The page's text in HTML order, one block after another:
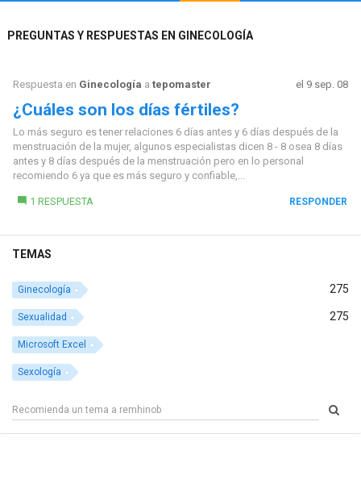
PREGUNTAS Y RESPUESTAS EN GINECOLOGÍA
Respuesta en Ginecología a tepomaster el 9 sep. 08
¿Cuáles son los días fértiles?
Lo más seguro es tener relaciones 6 días antes y 6 días después de la
menstruación de la mujer, algunos especialistas dicen 8 - 8 osea 8 días
antes y 8 días después de la menstruación pero en lo personal
recomiendo 6 ya que es más seguro y confiable,...
1 RESPUESTA RESPONDER
TEMAS
275
Ginecología
275
Sexualidad
Microsoft Excel
Sexología